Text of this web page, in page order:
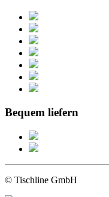
Bequem liefern
© Tischline GmbH